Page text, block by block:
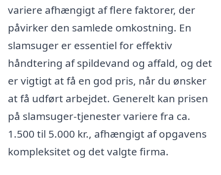
variere afhængigt af flere faktorer, der
påvirker den samlede omkostning. En
slamsuger er essentiel for effektiv
håndtering af spildevand og affald, og det
er vigtigt at få en god pris, når du ønsker
at få udført arbejdet. Generelt kan prisen
på slamsuger-tjenester variere fra ca.
1.500 til 5.000 kr., afhængigt af opgavens
kompleksitet og det valgte firma.